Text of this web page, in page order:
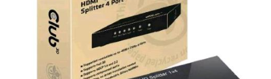
PAGAMENTI
CONTATTI